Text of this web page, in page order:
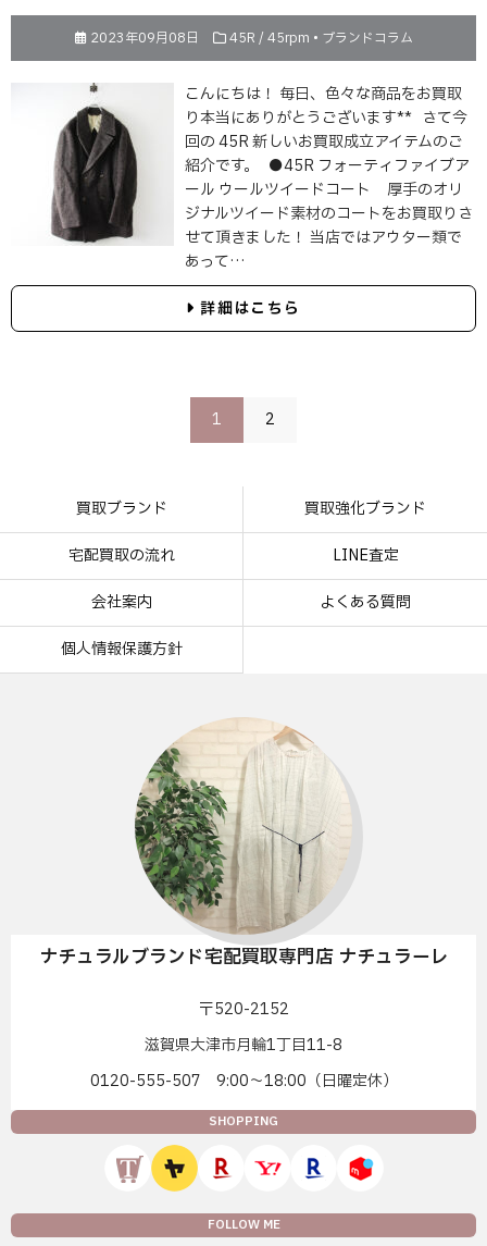
2023年09月08日 45R / 45rpm • ブランドコラム
こんにちは！ 毎日、色々な商品をお買取
り本当にありがとうございます** さて今
回の 45R 新しいお買取成立アイテムのご
紹介です。 ●45R フォーティファイブア
ール ウールツイードコート 厚手のオリ
ジナルツイード素材のコートをお買取りさ
せて頂きました！ 当店ではアウター類で
あって…
詳細はこちら
1 2
買取ブランド 買取強化ブランド
宅配買取の流れ LINE査定
会社案内 よくある質問
個人情報保護方針
ナチュラルブランド宅配買取専門店 ナチュラーレ
〒520-2152
滋賀県大津市月輪1丁目11-8
0120-555-507 9:00〜18:00（日曜定休）
SHOPPING
FOLLOW ME